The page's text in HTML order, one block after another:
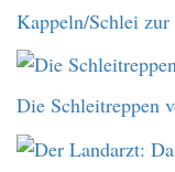
Kappeln/Schlei zur
Die Schleitreppen